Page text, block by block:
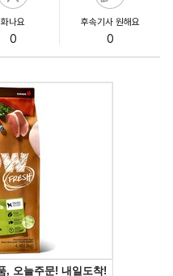
화나요
0
후속기사 원해요
0